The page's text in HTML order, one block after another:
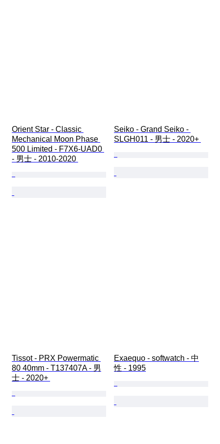
Orient Star - Classic
Mechanical Moon Phase
500 Limited - F7X6-UAD0
- 男士 - 2010-2020
Seiko - Grand Seiko -
SLGH011 - 男士 - 2020+
Tissot - PRX Powermatic
80 40mm - T137407A - 男
士 - 2020+
Exaequo - softwatch - 中
性 - 1995